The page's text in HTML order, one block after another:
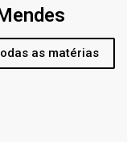
as matérias